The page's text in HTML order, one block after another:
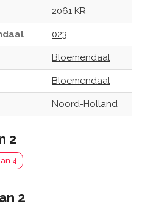
2061 KR
023
Bloemendaal
Bloemendaal
Noord-Holland
2
4
2